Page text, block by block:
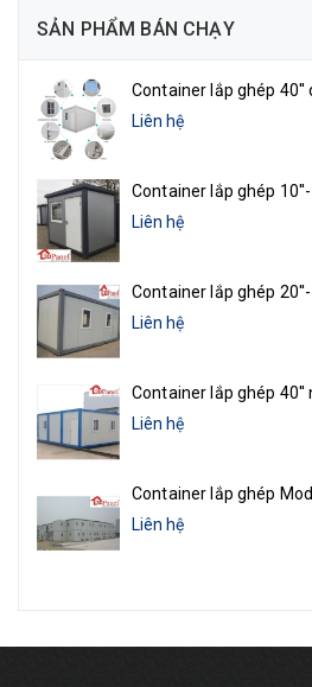
SẢN PHẨM BÁN CHẠY
Container lắp ghép 40''
Liên hệ
Container lắp ghép 10''-
Liên hệ
Container lắp ghép 20''-
Liên hệ
Container lắp ghép 40''
Liên hệ
Container lắp ghép
Liên hệ